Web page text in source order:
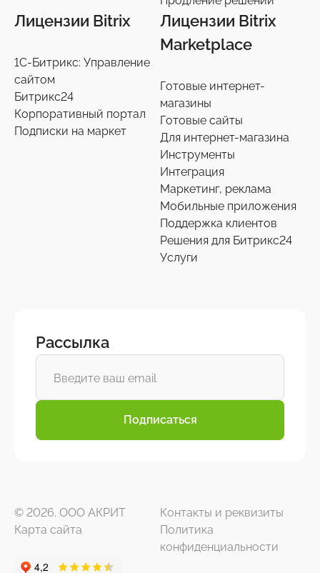
Лицензии Bitrix
1С-Битрикс: Управление
сайтом
Битрикс24
Корпоративный портал
Подписки на маркет
Лицензии Bitrix
Marketplace
Готовые интернет-
магазины
Готовые сайты
Для интернет-магазина
Инструменты
Интеграция
Маркетинг, реклама
Мобильные приложения
Поддержка клиентов
Решения для Битрикс24
Услуги
Рассылка
Подписаться
© 2026. ООО АКРИТ
Контакты и реквизиты
Карта сайта
Политика
конфиденциальности